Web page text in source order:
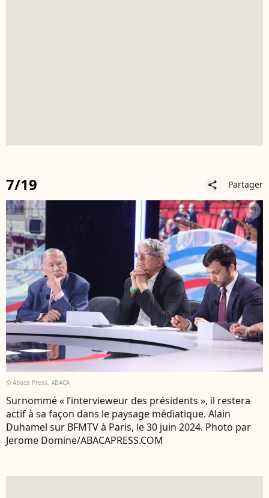
7/19 share Partager
© Abaca Press, ABACA
Surnommé « l’intervieweur des présidents », il restera
actif à sa façon dans le paysage médiatique. Alain
Duhamel sur BFMTV à Paris, le 30 juin 2024. Photo par
Jerome Domine/ABACAPRESS.COM